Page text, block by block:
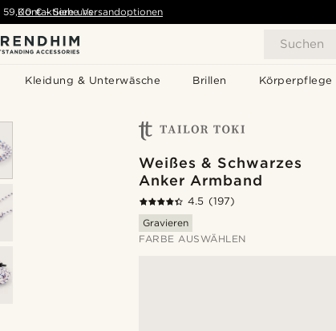
Suchen
Kleidung & Unterwäsche Brillen Körperpflege
59,00 € - Siehe Versandoptionen
Kontaktiere uns
Weißes & Schwarzes
Anker Armband
4.5 (197)
Gravieren
FARBE AUSWÄHLEN